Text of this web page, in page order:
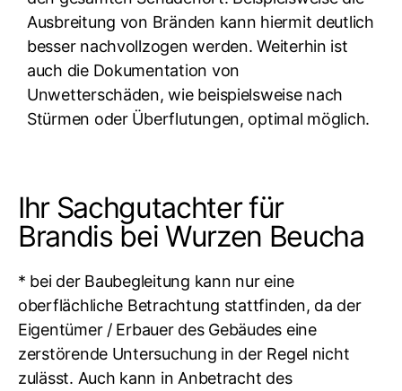
Ausbreitung von Bränden kann hiermit deutlich
besser nachvollzogen werden. Weiterhin ist
auch die Dokumentation von
Unwetterschäden, wie beispielsweise nach
Stürmen oder Überflutungen, optimal möglich.
Ihr Sachgutachter für
Brandis bei Wurzen Beucha
* bei der Baubegleitung kann nur eine
oberflächliche Betrachtung stattfinden, da der
Eigentümer / Erbauer des Gebäudes eine
zerstörende Untersuchung in der Regel nicht
zulässt. Auch kann in Anbetracht des